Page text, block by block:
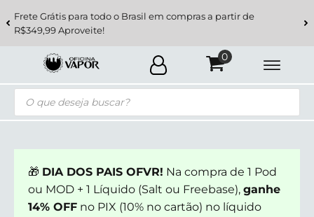
Frete Grátis para todo o Brasil em compras a partir de
R$349,99 Aproveite!
Pesquisar
produtos
🎁 DIA DOS PAIS OFVR! Na compra de 1 Pod
ou MOD + 1 Líquido (Salt ou Freebase), ganhe
14% OFF no PIX (10% no cartão) no líquido